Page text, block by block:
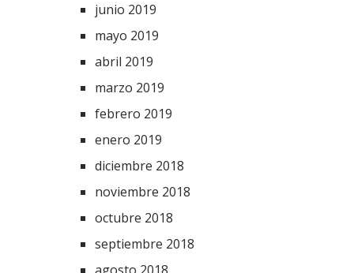
junio 2019
mayo 2019
abril 2019
marzo 2019
febrero 2019
enero 2019
diciembre 2018
noviembre 2018
octubre 2018
septiembre 2018